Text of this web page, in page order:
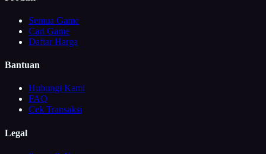
Semua Game
Cari Game
Daftar Harga
Bantuan
Hubungi Kami
FAQ
Cek Transaksi
Legal